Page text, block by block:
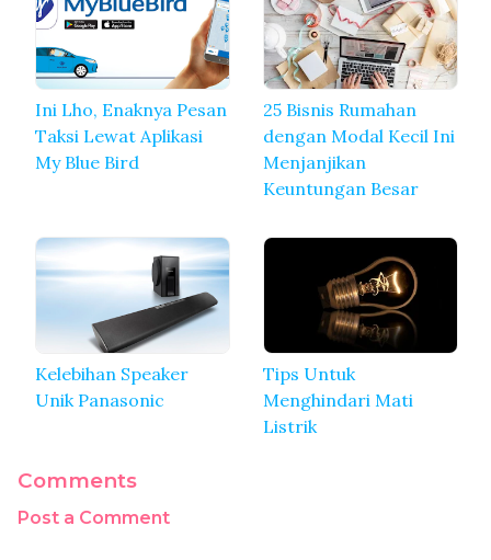
Ini Lho, Enaknya Pesan
Taksi Lewat Aplikasi
My Blue Bird
25 Bisnis Rumahan
dengan Modal Kecil Ini
Menjanjikan
Keuntungan Besar
Kelebihan Speaker
Unik Panasonic
Tips Untuk
Menghindari Mati
Listrik
Comments
Post a Comment